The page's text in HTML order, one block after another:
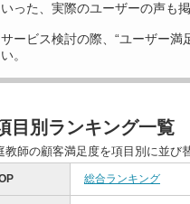
いった、実際のユーザーの声も
サービス検討の際、“ユーザー満
い。
目別ランキング一覧
教師の顧客満足度を項目別に並び
総合ランキング